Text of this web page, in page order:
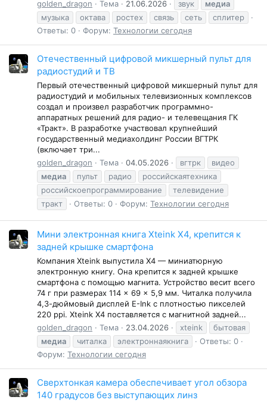
golden_dragon
Тема 21.06.2026 звук
медиа
музыка
октава ростех связь сеть
сплитер
Ответы: 0
Форум: Технологии сегодня
Отечественный цифровой микшерный пульт для
радиостудий и ТВ
Первый отечественный цифровой микшерный пульт для
радиостудий и мобильных телевизионных комплексов
создал и произвел разработчик программно-
аппаратных решений для радио- и телевещания ГК
«Тракт». В разработке участвовал крупнейший
государственный медиахолдинг России ВГТРК
(включает три...
golden_dragon
Тема 04.05.2026 вгтрк
видео
медиа
пульт радио
российскаятехника
российскоепрограммирование
телевидение
тракт
Ответы: 0 Форум: Технологии сегодня
Мини электронная книга Xteink X4, крепится к
задней крышке смартфона
Компания Xteink выпустила X4 — миниатюрную
электронную книгу. Она крепится к задней крышке
смартфона с помощью магнита. Устройство весит всего
74 г при размерах 114 × 69 × 5,9 мм. Читалка получила
4,3-дюймовый дисплей E-Ink с плотностью пикселей
220 ppi. Xteink X4 поставляется с магнитной задней...
golden_dragon
Тема 23.04.2026 xteink
бытовая
медиа
читалка электроннаякнига
Ответы: 0
Форум: Технологии сегодня
Сверхтонкая камера обеспечивает угол обзора
140 градусов без выступающих линз